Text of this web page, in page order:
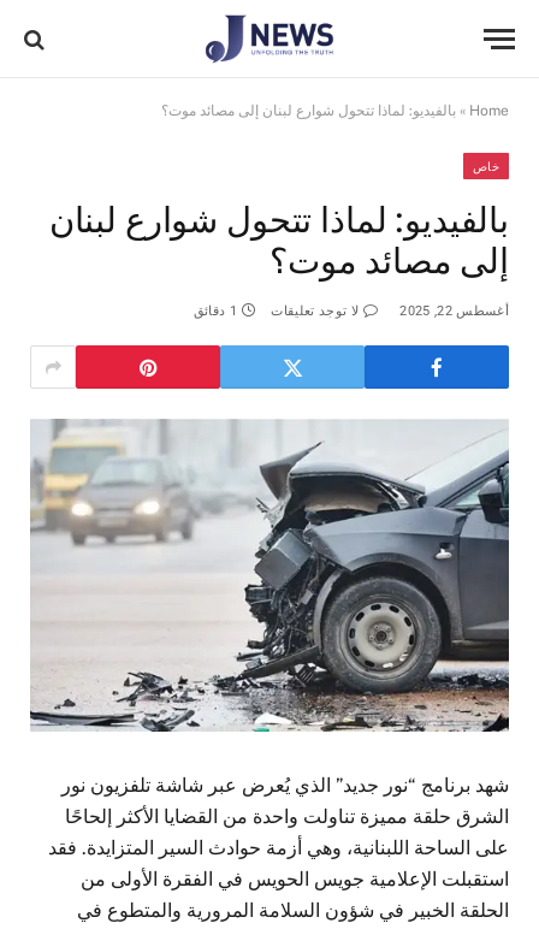
Home
» بالفيديو: لماذا تتحول شوارع لبنان إلى مصائد موت؟
خاص
بالفيديو: لماذا تتحول شوارع لبنان
إلى مصائد موت؟
أغسطس 22, 2025 لا توجد تعليقات 1 دقائق
شهد برنامج “نور جديد” الذي يُعرض عبر شاشة تلفزيون نور
الشرق حلقة مميزة تناولت واحدة من القضايا الأكثر إلحاحًا
على الساحة اللبنانية، وهي أزمة حوادث السير المتزايدة. فقد
استقبلت الإعلامية جويس الحويس في الفقرة الأولى من
الحلقة الخبير في شؤون السلامة المرورية والمتطوع في